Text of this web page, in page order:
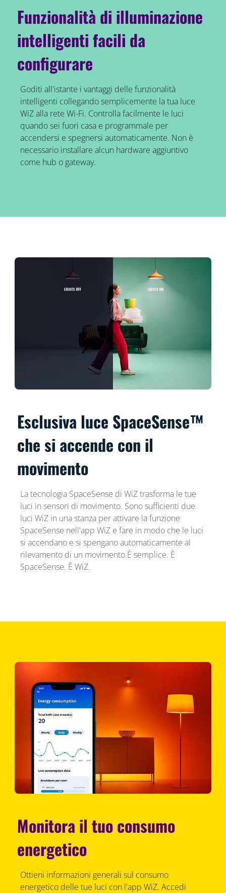
Funzionalità di illuminazione
intelligenti facili da
configurare
Goditi all'istante i vantaggi delle funzionalità
intelligenti collegando semplicemente la tua luce
WiZ alla rete Wi-Fi. Controlla facilmente le luci
quando sei fuori casa e programmale per
accendersi e spegnersi automaticamente. Non è
necessario installare alcun hardware aggiuntivo
come hub o gateway.
Esclusiva luce SpaceSense™
che si accende con il
movimento
La tecnologia SpaceSense di WiZ trasforma le tue
luci in sensori di movimento. Sono sufficienti due
luci WiZ in una stanza per attivare la funzione
SpaceSense nell'app WiZ e fare in modo che le luci
si accendano e si spengano automaticamente al
rilevamento di un movimento.È semplice. È
SpaceSense. È WiZ.
Monitora il tuo consumo
energetico
Ottieni informazioni generali sul consumo
energetico delle tue luci con l'app WiZ. Accedi